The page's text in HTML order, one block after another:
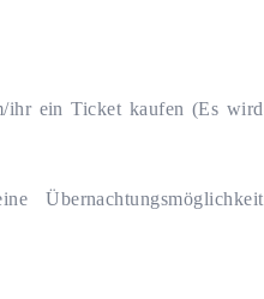
ihr ein Ticket kaufen (Es wird
Übernachtungsmöglichkeit